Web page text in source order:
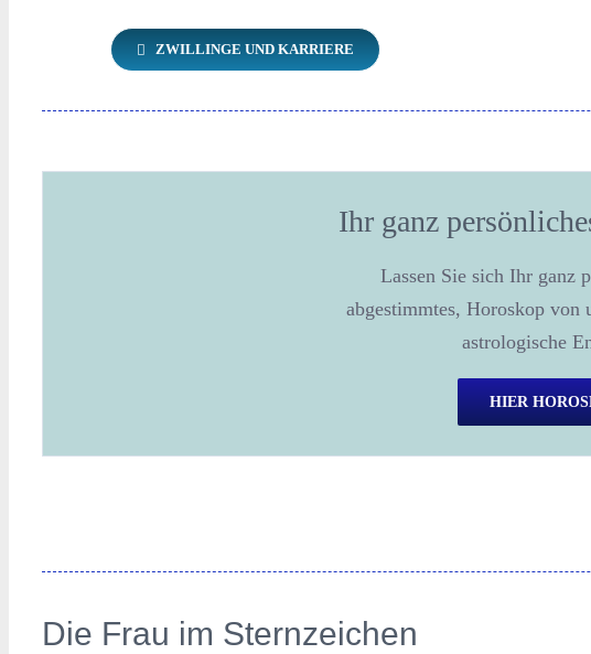
ZWILLINGE UND KARRIERE
Ihr ganz
Lassen Sie sich Ihr ganz
abgestimmtes, Horoskop von
astrologische
HIER
Die Frau im Sternzeichen